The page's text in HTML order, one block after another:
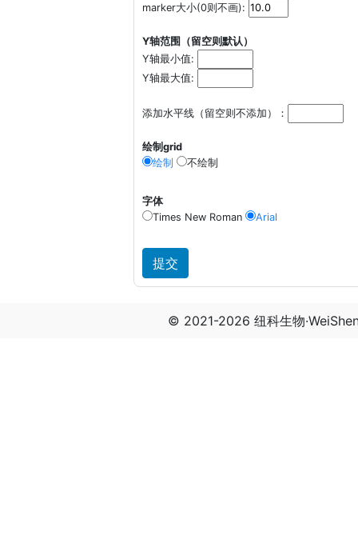
marker大小(0则不画):
Y轴范围（留空则默认）
Y轴最小值:
Y轴最大值:
添加水平线（留空则不添加）：
绘制grid
绘制
不绘制
字体
Times New Roman
Arial
© 2021-2026 纽科生物